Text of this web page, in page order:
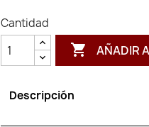
Cantidad
 AÑADIR
Descripción